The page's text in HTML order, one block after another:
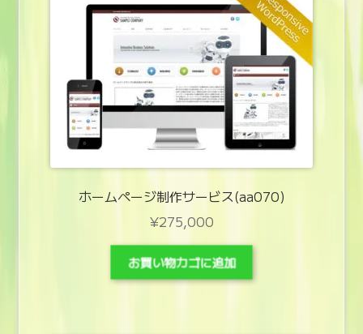
ホームページ制作サービス(aa070)
¥275,000
お買い物カゴに追加